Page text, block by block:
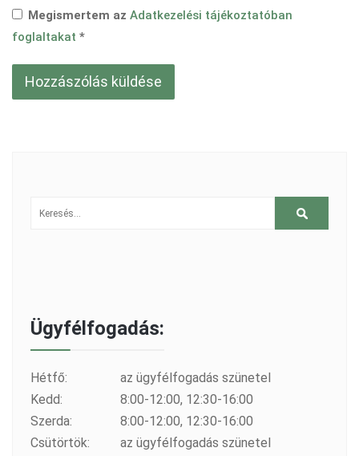
Megismertem az Adatkezelési tájékoztatóban
foglaltakat *
Ügyfélfogadás:
Hétfő:
az ügyfélfogadás szünetel
Kedd:
8:00-12:00, 12:30-16:00
Szerda:
8:00-12:00, 12:30-16:00
Csütörtök:
az ügyfélfogadás szünetel